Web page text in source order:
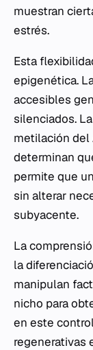
muestran
estrés.
Esta
epigenética.
accesibles
silenciados.
metilación del
determinan
permite que
sin alterar
subyacente.
La
la
manipulan
nicho para
en este
regenerativas